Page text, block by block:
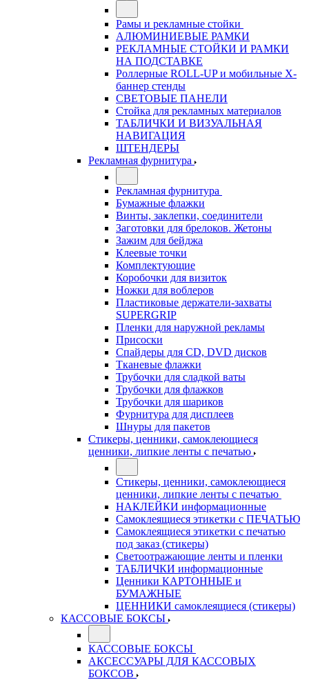
Рамы и рекламные стойки
АЛЮМИНИЕВЫЕ РАМКИ
РЕКЛАМНЫЕ СТОЙКИ И РАМКИ
НА ПОДСТАВКЕ
Роллерные ROLL-UP и мобильные X-
баннер стенды
СВЕТОВЫЕ ПАНЕЛИ
Стойка для рекламных материалов
ТАБЛИЧКИ И ВИЗУАЛЬНАЯ
НАВИГАЦИЯ
ШТЕНДЕРЫ
Рекламная фурнитура
Рекламная фурнитура
Бумажные флажки
Винты, заклепки, соединители
Заготовки для брелоков. Жетоны
Зажим для бейджа
Клеевые точки
Комплектующие
Коробочки для визиток
Ножки для воблеров
Пластиковые держатели-захваты
SUPERGRIP
Пленки для наружной рекламы
Присоски
Спайдеры для CD, DVD дисков
Тканевые флажки
Трубочки для сладкой ваты
Трубочки для флажков
Трубочки для шариков
Фурнитура для дисплеев
Шнуры для пакетов
Стикеры, ценники, самоклеющиеся
ценники, липкие ленты с печатью
Стикеры, ценники, самоклеющиеся
ценники, липкие ленты с печатью
НАКЛЕЙКИ информационные
Самоклеящиеся этикетки с ПЕЧАТЬЮ
Самоклеящиеся этикетки с печатью
под заказ (стикеры)
Светоотражающие ленты и пленки
ТАБЛИЧКИ информационные
Ценники КАРТОННЫЕ и
БУМАЖНЫЕ
ЦЕННИКИ самоклеящиеся (стикеры)
КАССОВЫЕ БОКСЫ
КАССОВЫЕ БОКСЫ
АКСЕССУАРЫ ДЛЯ КАССОВЫХ
БОКСОВ